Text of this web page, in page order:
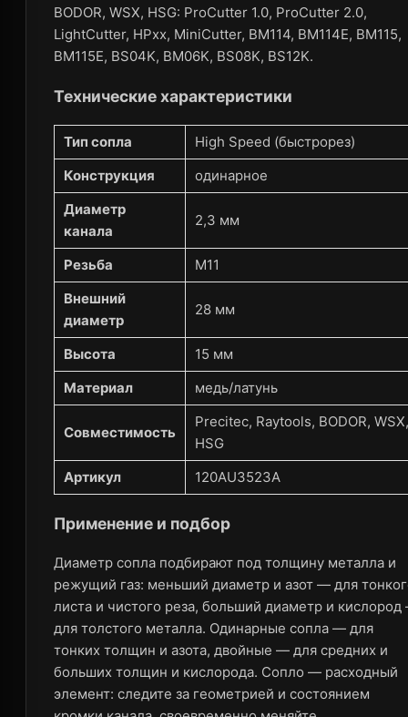
BODOR, WSX, HSG: ProCutter 1.0, ProCutter 2.0,
LightCutter, HPxx, MiniCutter, BM114, BM114E, BM115,
BM115E, BS04K, BM06K, BS08K, BS12K.
Технические характеристики
Тип сопла
High Speed (быстрорез)
Конструкция
одинарное
Диаметр
канала
2,3 мм
Резьба
M11
Внешний
диаметр
28 мм
Высота
15 мм
Материал
медь/латунь
Совместимость
Precitec, Raytools, BODOR, WSX,
HSG
Артикул
120AU3523A
Применение и подбор
Диаметр сопла подбирают под толщину металла и
режущий газ: меньший диаметр и азот — для
листа и чистого реза, больший диаметр и
для толстого металла. Одинарные сопла — для
тонких толщин и азота, двойные — для средних и
больших толщин и кислорода. Сопло — расходный
элемент: следите за геометрией и состоянием